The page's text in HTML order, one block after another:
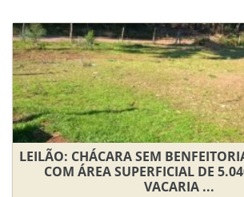
LEILÃO: CHÁCARA SEM
COM ÁREA SUPERFICIAL DE
VACARIA ...